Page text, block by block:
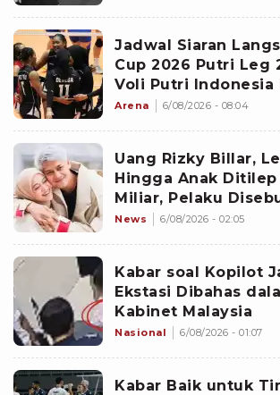
Jadwal Siaran
Cup 2026 Putri Leg
Voli Putri Indonesia
Langsung Hadapi
Arena 6/08/2026 - 08:04
Uang Rizky Billar,
Hingga Anak Ditilep
Miliar, Pelaku
Terdekat
News 6/08/2026 - 02:05
Kabar soal Kopilot
Ekstasi Dibahas
Kabinet Malaysia
Nasional 6/08/2026 - 01:07
Kabar Baik untuk